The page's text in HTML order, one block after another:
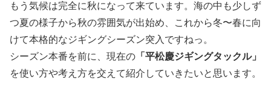
もう気候は完全に秋になって来ています。海の中も少しず
つ夏の様子から秋の雰囲気が出始め、これから冬〜春に向
けて本格的なジギングシーズン突入ですねっ。
シーズン本番を前に、現在の 「平松慶ジギングタックル」
を使い方や考え方を交えて紹介していきたいと思います。